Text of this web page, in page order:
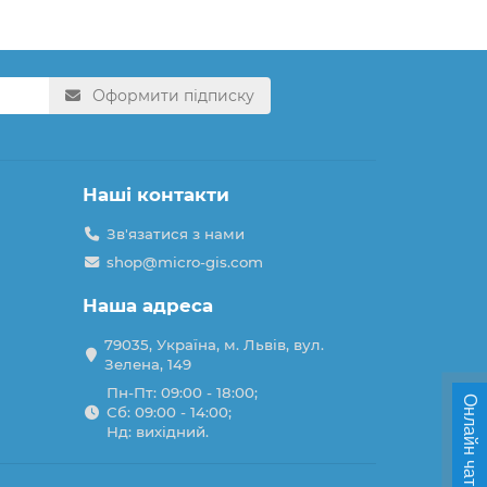
Оформити підписку
Наші контакти
Зв'язатися з нами
shop@micro-gis.com
Наша адреса
79035, Україна, м. Львів, вул.
Зелена, 149
Пн-Пт: 09:00 - 18:00;
Сб: 09:00 - 14:00;
Нд: вихідний.
Онлайн чат